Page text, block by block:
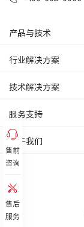
产品与技术
企业级路由器
网桥
网络安全
网络工具及配件
行业解决方案
中小企业
智慧酒店
智慧工厂
别墅网络
技术解决方案
SD-WAN互联
PoE监控传输
服务支持
办事处
售前服务
功能应用
故障排查
关于我们
联系我们
企业新闻
售前
咨询
售后
服务